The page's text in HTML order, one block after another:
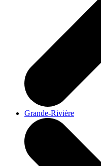
Grande-Rivière